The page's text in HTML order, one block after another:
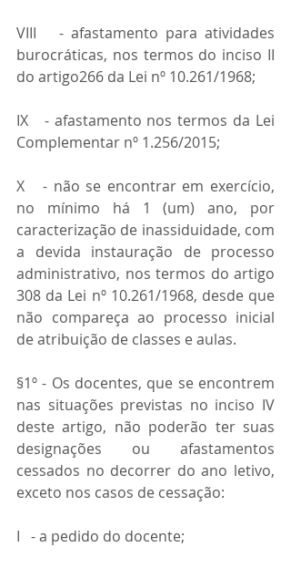
VIII   - afastamento para atividades
burocráticas, nos termos do inciso II
do artigo266 da Lei nº 10.261/1968;
IX   - afastamento nos termos da Lei
Complementar nº 1.256/2015;
X   - não se encontrar em exercício,
no mínimo há 1 (um) ano, por
caracterização de inassiduidade, com
a devida instauração de processo
administrativo, nos termos do artigo
308 da Lei nº 10.261/1968, desde que
não compareça ao processo inicial
de atribuição de classes e aulas.
§1º - Os docentes, que se encontrem
nas situações previstas no inciso IV
deste artigo, não poderão ter suas
designações ou afastamentos
cessados no decorrer do ano letivo,
exceto nos casos de cessação:
I   - a pedido do docente;